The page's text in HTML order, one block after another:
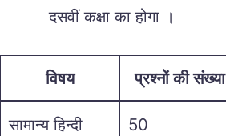
दसवीं कक्षा का होगा ।
विषय प्रश्नों की संख्या
सामान्य हिन्दी 50